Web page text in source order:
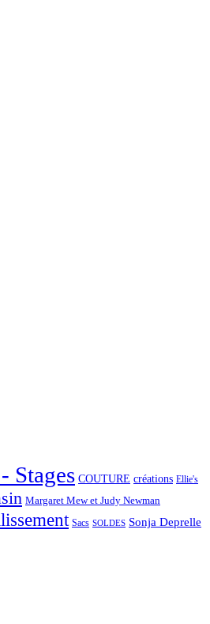
Stages COUTURE créations Ellie's
Margaret Mew et Judy Newman
Sacs SOLDES Sonja Deprelle